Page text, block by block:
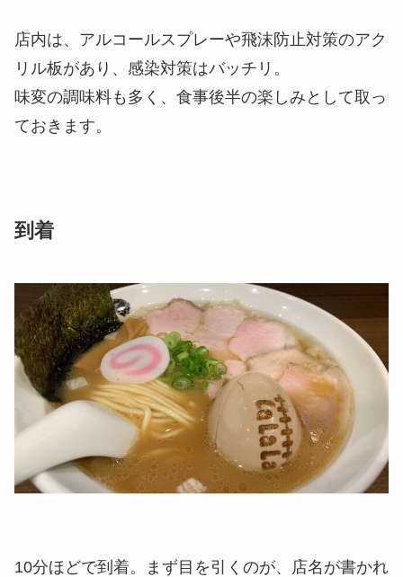
店内は、アルコールスプレーや飛沫防止対策のアク
リル板があり、感染対策はバッチリ。
味変の調味料も多く、食事後半の楽しみとして取っ
ておきます。
到着
10分ほどで到着。まず目を引くのが、店名が書かれ